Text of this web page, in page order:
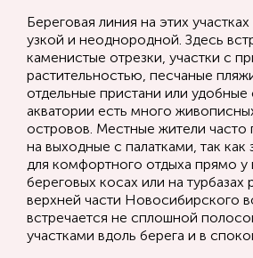
Береговая линия на этих
узкой и неоднородной. Здесь
каменистые отрезки, участки с
растительностью, песчаные
отдельные пристани или удобные
акватории есть много
островов. Местные жители
на выходные с палатками, так
для комфортного отдыха прямо у
береговых косах или на
верхней части Новосибирского
встречается не сплошной
участками вдоль берега и в